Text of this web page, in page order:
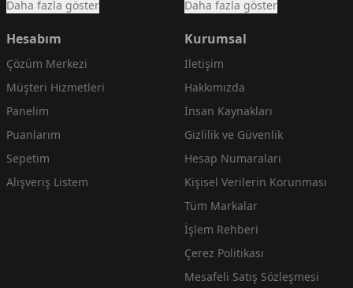
Daha fazla göster
Daha fazla göster
Hesabım
Çözüm Merkezi
Müşteri Hizmetleri
Panelim
Puanlarım
Sepetim
Alışveriş Listem
Kurumsal
İletişim
Hakkımızda
İnsan Kaynakları
Gizlilik ve Güvenlik
Hesap Numaraları
Kişisel Verilerin Korunması
Tüm Markalar
İşlem Rehberi
Çerez Politikası
Mesafeli Satış Sözleşmesi